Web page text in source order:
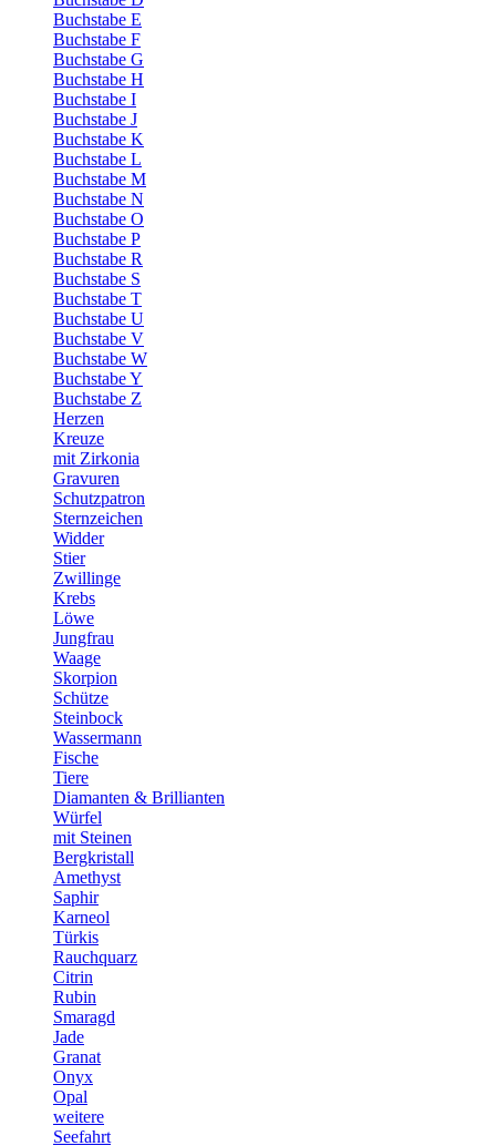
Buchstabe E
Buchstabe F
Buchstabe G
Buchstabe H
Buchstabe I
Buchstabe J
Buchstabe K
Buchstabe L
Buchstabe M
Buchstabe N
Buchstabe O
Buchstabe P
Buchstabe R
Buchstabe S
Buchstabe T
Buchstabe U
Buchstabe V
Buchstabe W
Buchstabe Y
Buchstabe Z
Herzen
Kreuze
mit Zirkonia
Gravuren
Schutzpatron
Sternzeichen
Widder
Stier
Zwillinge
Krebs
Löwe
Jungfrau
Waage
Skorpion
Schütze
Steinbock
Wassermann
Fische
Tiere
Diamanten & Brillianten
Würfel
mit Steinen
Bergkristall
Amethyst
Saphir
Karneol
Türkis
Rauchquarz
Citrin
Rubin
Smaragd
Jade
Granat
Onyx
Opal
weitere
Seefahrt